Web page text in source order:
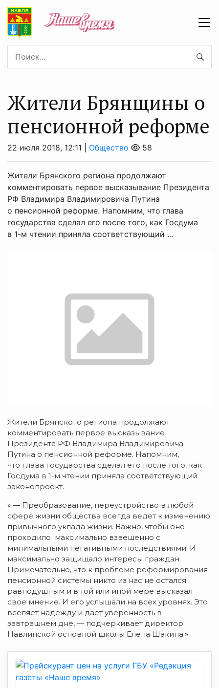
Жители Брянщины о
пенсионной реформе
22 июля 2018, 12:11 | Общество 58
Жители Брянского региона продолжают
комментировать первое высказывание Президента
РФ Владимира Владимировича Путина
о пенсионной реформе. Напомним, что глава
государства сделал его после того, как Госдума
в 1-м чтении приняла соответствующий ...
Жители Брянского региона продолжают
комментировать первое высказывание
Президента РФ Владимира Владимировича
Путина о пенсионной реформе. Напомним,
что глава государства сделал его после того, как
Госдума в 1-м чтении приняла соответствующий
законопроект.
» — Преобразование, переустройство в любой
сфере жизни общества всегда ведет к изменению
привычного уклада жизни. Важно, чтобы оно
проходило максимально взвешенно с
минимальными негативными последствиями. И
максимально защищало интересы граждан.
Примечательно, что к проблеме реформирования
пенсионной системы никто из нас не остался
равнодушным и в той или иной мере высказал
свое мнение. И его услышали на всех уровнях. Это
вселяет надежду и дает уверенность в
завтрашнем дне, — подчеркивает директор
Навлинской основной школы Елена Шакина.»